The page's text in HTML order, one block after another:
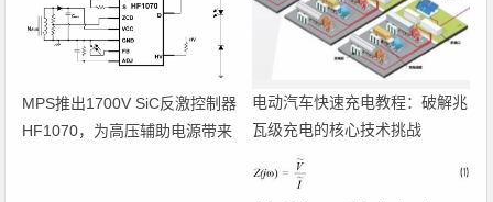
MPS推出1700V SiC反激控制器
HF1070，为高压辅助电源带来
电动汽车快速充电教程：破解兆
瓦级充电的核心技术挑战